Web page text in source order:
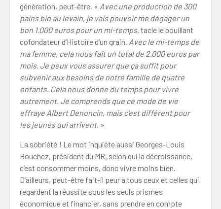
génération, peut-être. « Avec une production de 300
pains bio au levain, je vais pouvoir me dégager un
bon 1.000 euros pour un mi-temps,tacle le bouillant
cofondateur d’Histoire d’un grain. Avec le mi-temps de
ma femme, cela nous fait un total de 2.000 euros par
mois. Je peux vous assurer que ça suffit pour
subvenir aux besoins de notre famille de quatre
enfants. Cela nous donne du temps pour vivre
autrement. Je comprends que ce mode de vie
effraye Albert Denoncin, mais c’est différent pour
les jeunes qui arrivent. »
La sobriété ! Le mot inquiète aussi Georges-Louis
Bouchez, président du MR, selon qui la décroissance,
c’est consommer moins, donc vivre moins bien.
D’ailleurs, peut-être fait-il peur à tous ceux et celles qui
regardent la réussite sous les seuls prismes
économique et financier, sans prendre en compte